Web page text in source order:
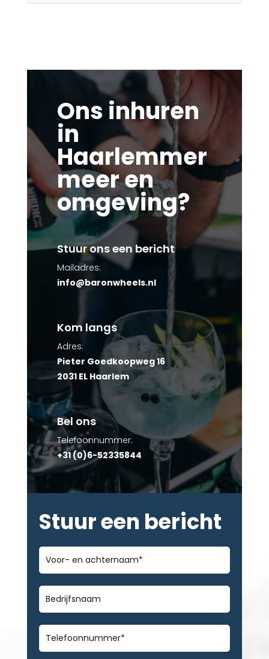
Ons inhuren
in
Haarlemmer
meer en
omgeving?
Stuur ons een bericht
Mailadres:
info@baronwheels.nl
Kom langs
Adres:
Pieter Goedkoopweg 16
2031 EL Haarlem
Bel ons
Telefoonnummer:
+31 (0)6-52335844
Stuur een bericht
Voor-
en
achternaam*
Bedrijfsnaam
Telefoonnummer*